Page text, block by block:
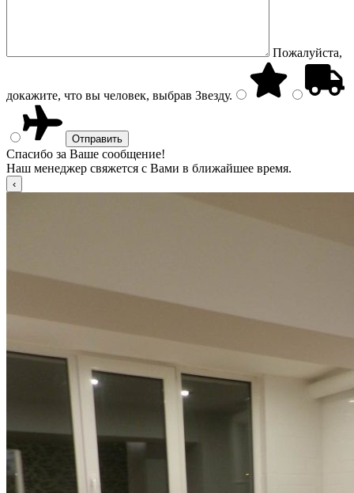
Пожалуйста,
докажите, что вы человек, выбрав Звезду.
Спасибо за Ваше сообщение!
Наш менеджер свяжется с Вами в ближайшее время.